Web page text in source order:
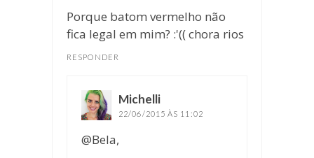
Porque batom vermelho não
fica legal em mim? :'(( chora rios
RESPONDER
Michelli
22/06/2015 ÀS 11:02
@Bela,